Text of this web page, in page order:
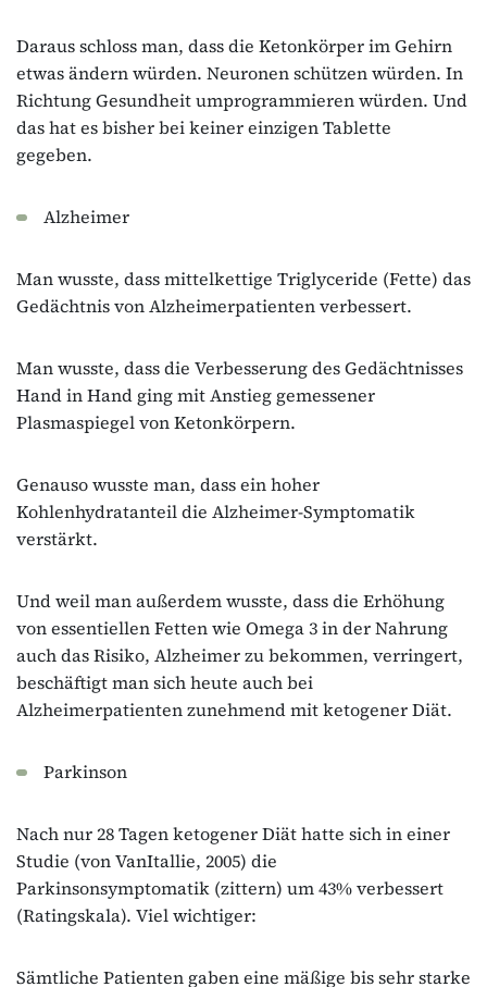
Daraus schloss man, dass die Ketonkörper im Gehirn
etwas ändern würden. Neuronen schützen würden. In
Richtung Gesundheit umprogrammieren würden. Und
das hat es bisher bei keiner einzigen Tablette
gegeben.
Alzheimer
Man wusste, dass mittelkettige Triglyceride (Fette) das
Gedächtnis von Alzheimerpatienten verbessert.
Man wusste, dass die Verbesserung des Gedächtnisses
Hand in Hand ging mit Anstieg gemessener
Plasmaspiegel von Ketonkörpern.
Genauso wusste man, dass ein hoher
Kohlenhydratanteil die Alzheimer-Symptomatik
verstärkt.
Und weil man außerdem wusste, dass die Erhöhung
von essentiellen Fetten wie Omega 3 in der Nahrung
auch das Risiko, Alzheimer zu bekommen, verringert,
beschäftigt man sich heute auch bei
Alzheimerpatienten zunehmend mit ketogener Diät.
Parkinson
Nach nur 28 Tagen ketogener Diät hatte sich in einer
Studie (von VanItallie, 2005) die
Parkinsonsymptomatik (zittern) um 43% verbessert
(Ratingskala). Viel wichtiger:
Sämtliche Patienten gaben eine mäßige bis sehr starke